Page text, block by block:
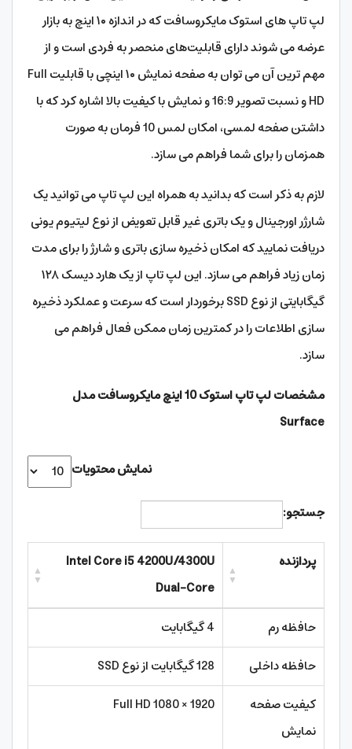
لپ تاپ های استوک مایکروسافت که در اندازه ۱۰ اینچ به بازار
عرضه می شوند دارای قابلیت‌های منحصر به فردی است و از
مهم ترین آن می‌ توان به صفحه نمایش ۱۰ اینچی با قابلیت Full
HD و نسبت تصویر 16:9 و نمایش با کیفیت بالا اشاره کرد که با
داشتن صفحه لمسی، امکان لمس 10 فرمان به صورت
همزمان را برای شما فراهم می سازد.
لازم به ذکر است که بدانید به همراه این لپ‌ تاپ می توانید یک
شارژر اورجینال و یک باتری غیر قابل تعویض از نوع لیتیوم یونی
دریافت نمایید که امکان ذخیره سازی باتری و شارژ را برای مدت
زمان زیاد فراهم می‌ سازد. این لپ تاپ از یک هارد دیسک ۱۲۸
گیگابایتی از نوع SSD برخوردار است که سرعت و عملکرد ذخیره
سازی اطلاعات را در کمترین زمان ممکن فعال فراهم می
سازد.
مشخصات لپ تاپ استوک 10 اینچ مایکروسافت مدل
Surface
نمایش محتویات
جستجو:
پردازنده
Intel Core i5 4200U/4300U
Dual-Core
حافظه رم
4 گیگابایت
حافظه داخلی
128 گیگابایت از نوع SSD
کیفیت صفحه
نمایش
Full HD 1080 × 1920